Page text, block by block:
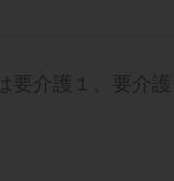
要介護１、要介